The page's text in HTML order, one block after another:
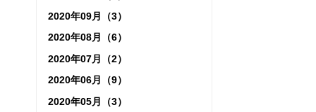
2020年09月（3）
2020年08月（6）
2020年07月（2）
2020年06月（9）
2020年05月（3）